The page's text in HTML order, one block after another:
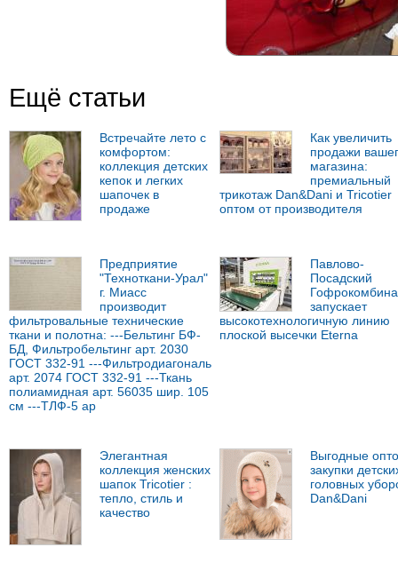
Ещё статьи
Встречайте лето с
комфортом:
коллекция детских
кепок и легких
шапочек в
продаже
Как увеличить
продажи
магазина:
премиальный
трикотаж Dan&Dani и Tricotier
оптом от производителя
Предприятие
"Техноткани-Урал"
г. Миасс
производит
фильтровальные технические
ткани и полотна: ---Бельтинг БФ-
БД, Фильтробельтинг арт. 2030
ГОСТ 332-91 ---Фильтродиагональ
арт. 2074 ГОСТ 332-91 ---Ткань
полиамидная арт. 56035 шир. 105
см ---ТЛФ-5 ар
Павлово-
Посадский
запускает
высокотехнологичную линию
плоской высечки Eterna
Элегантная
коллекция женских
шапок Tricotier :
тепло, стиль и
качество
Выгодные
закупки
головных
Dan&Dani